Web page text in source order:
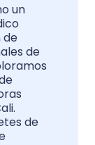
un
de
de
de